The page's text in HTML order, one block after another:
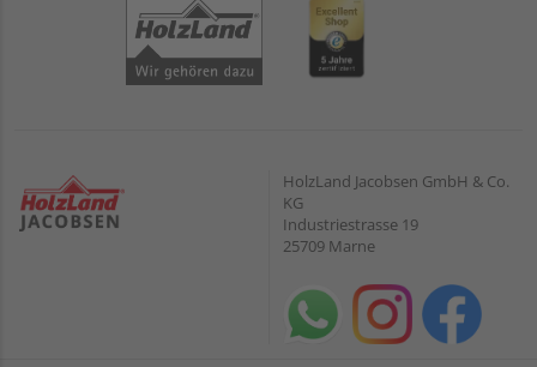
HolzLand Jacobsen GmbH & Co.
KG
Industriestrasse 19
25709 Marne